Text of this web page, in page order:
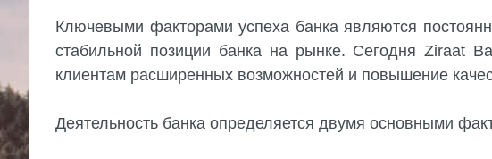
Ключевыми факторами успеха банка являются
стабильной позиции банка на рынке. Сегодня Ziraat
клиентам расширенных возможностей и повышение
Деятельность банка определяется двумя основными